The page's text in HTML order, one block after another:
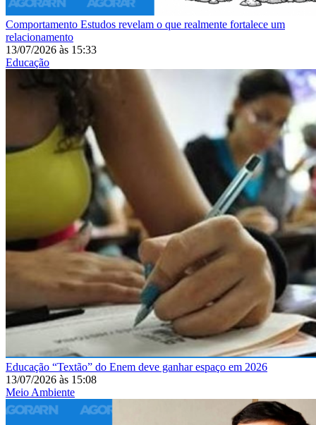
Comportamento Estudos revelam o que realmente fortalece um
relacionamento
13/07/2026 às 15:33
Educação
Educação “Textão” do Enem deve ganhar espaço em 2026
13/07/2026 às 15:08
Meio Ambiente